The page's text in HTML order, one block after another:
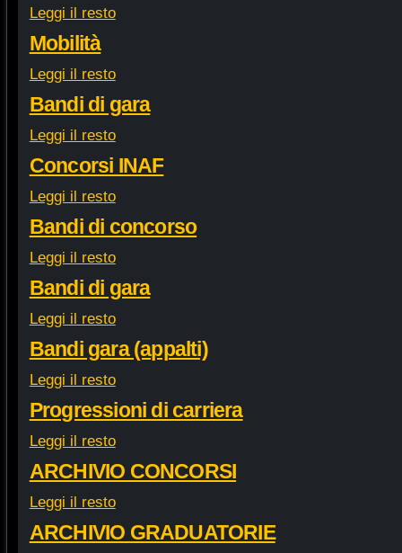
Leggi il resto
Mobilità
Leggi il resto
Bandi di gara
Leggi il resto
Concorsi INAF
Leggi il resto
Bandi di concorso
Leggi il resto
Bandi di gara
Leggi il resto
Bandi gara (appalti)
Leggi il resto
Progressioni di carriera
Leggi il resto
ARCHIVIO CONCORSI
Leggi il resto
ARCHIVIO GRADUATORIE